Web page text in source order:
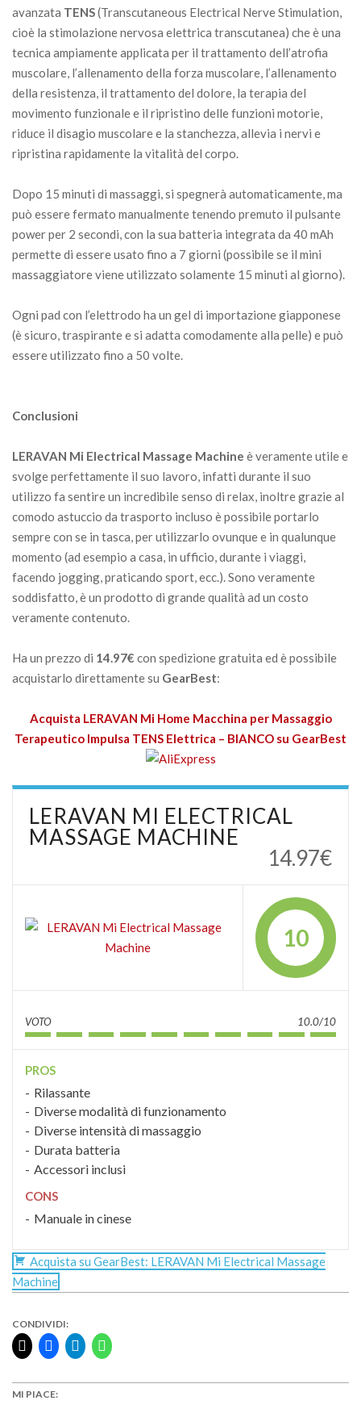
avanzata TENS(Transcutaneous Electrical Nerve Stimulation,
cioè la stimolazione nervosa elettrica transcutanea) che è una
tecnica ampiamente applicata per il trattamento dell’atrofia
muscolare, l’allenamento della forza muscolare, l’allenamento
della resistenza, il trattamento del dolore, la terapia del
movimento funzionale e il ripristino delle funzioni motorie,
riduce il disagio muscolare e la stanchezza, allevia i nervi e
ripristina rapidamente la vitalità del corpo.
Dopo 15 minuti di massaggi, si spegnerà automaticamente, ma
può essere fermato manualmente tenendo premuto il pulsante
power per 2 secondi, con la sua batteria integrata da 40 mAh
permette di essere usato fino a 7 giorni (possibile se il mini
massaggiatore viene utilizzato solamente 15 minuti al giorno).
Ogni pad con l’elettrodo ha un gel di importazione giapponese
(è sicuro, traspirante e si adatta comodamente alla pelle) e può
essere utilizzato fino a 50 volte.
Conclusioni
LERAVAN Mi Electrical Massage Machine è veramente utile e
svolge perfettamente il suo lavoro, infatti durante il suo
utilizzo fa sentire un incredibile senso di relax, inoltre grazie al
comodo astuccio da trasporto incluso è possibile portarlo
sempre con se in tasca, per utilizzarlo ovunque e in qualunque
momento (ad esempio a casa, in ufficio, durante i viaggi,
facendo jogging, praticando sport, ecc.). Sono veramente
soddisfatto, è un prodotto di grande qualità ad un costo
veramente contenuto.
Ha un prezzo di 14.97€ con spedizione gratuita ed è possibile
acquistarlo direttamente su GearBest:
Acquista LERAVAN Mi Home Macchina per Massaggio
Terapeutico Impulsa TENS Elettrica – BIANCO su GearBest
LERAVAN MI ELECTRICAL
MASSAGE MACHINE
14.97€
10
VOTO 10.0/10
PROS
Rilassante
Diverse modalità di funzionamento
Diverse intensità di massaggio
Durata batteria
Accessori inclusi
CONS
Manuale in cinese
Acquista su GearBest: LERAVAN Mi Electrical Massage
Machine
CONDIVIDI:
MI PIACE: